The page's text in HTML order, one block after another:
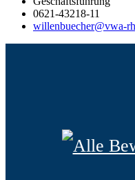
0621-43218-11
willenbuecher@vwa-